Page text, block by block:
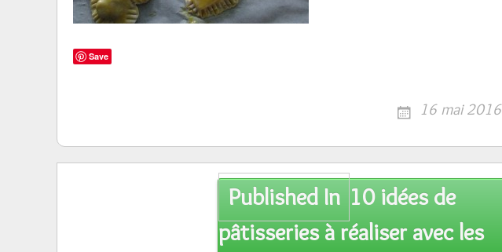
Save
16 mai 2016
Published In 10 idées de
pâtisseries à réaliser avec les